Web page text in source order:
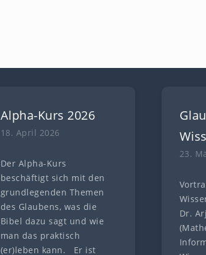
Alpha-Kurs 2026
18. April 2026
Der Alpha-Kurs
beschäftigt sich mit den
grundlegenden Themen
des Glaubens, was die
Bibel dazu sagt und wie
man das praktisch
(er)leben kann. Er ist
23.
Dr.